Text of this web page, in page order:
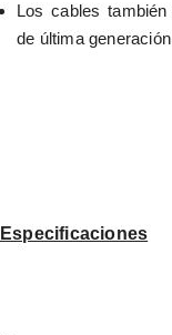
Los cables
de última generación
Especificaciones